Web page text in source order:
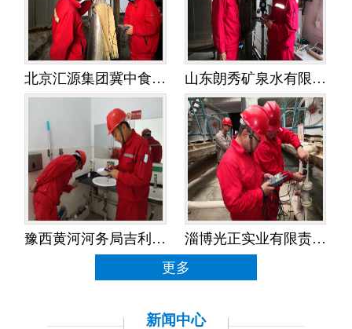
北京汇源集团冀中食品饮料有限公司——水平衡测试 山东朗秀矿泉水有限公司——水平衡测试
豫西黄河河务局吉利黄河河务局——水平衡测试
淄博光正实业有限责任公司——水平衡测试
更多
新闻中心